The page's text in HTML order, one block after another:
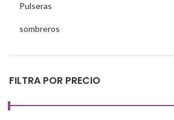
Pulseras
sombreros
FILTRA POR PRECIO